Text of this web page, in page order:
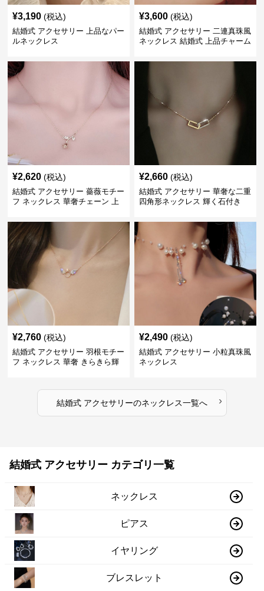
¥3,190 (税込)
結婚式 アクセサリー 上品なパー
ルネックレス
¥3,600 (税込)
結婚式 アクセサリー 二連真珠風
ネックレス 結婚式 上品チャーム
¥2,620 (税込)
結婚式 アクセサリー 薔薇モチー
フ ネックレス 華奢チェーン 上
¥2,660 (税込)
結婚式 アクセサリー 華奢な二重
四角形ネックレス 輝く石付き
¥2,760 (税込)
結婚式 アクセサリー 羽根モチー
フ ネックレス 華奢 きらきら輝
¥2,490 (税込)
結婚式 アクセサリー 小粒真珠風
ネックレス
結婚式 アクセサリーのネックレス一覧へ ›
結婚式 アクセサリー カテゴリ一覧
ネックレス
ピアス
イヤリング
ブレスレット